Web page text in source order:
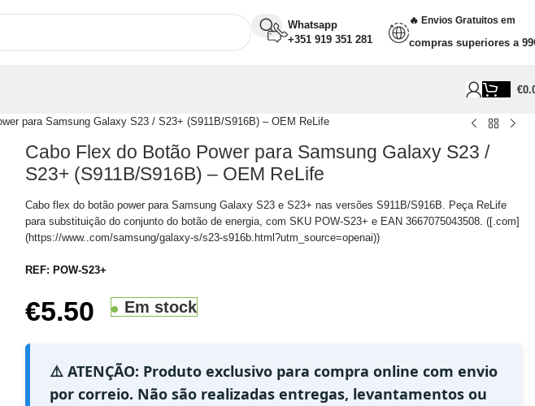
Whatsapp
+351 919 351 281
🔥 Envios Gratuitos em
compras superiores a
€
para Samsung Galaxy S23 / S23+ (S911B/S916B) – OEM ReLife
Cabo Flex do Botão Power para Samsung Galaxy S23 /
S23+ (S911B/S916B) – OEM ReLife
Cabo flex do botão power para Samsung Galaxy S23 e S23+ nas versões S911B/S916B. Peça ReLife
para substituição do conjunto do botão de energia, com SKU POW-S23+ e EAN 3667075043508. ([.com]
(https://www..com/samsung/galaxy-s/s23-s916b.html?utm_source=openai))
REF: POW-S23+
€5.50 Em stock
⚠️ ATENÇÃO: Produto exclusivo para compra online com envio
por correio. Não são realizadas entregas, levantamentos ou